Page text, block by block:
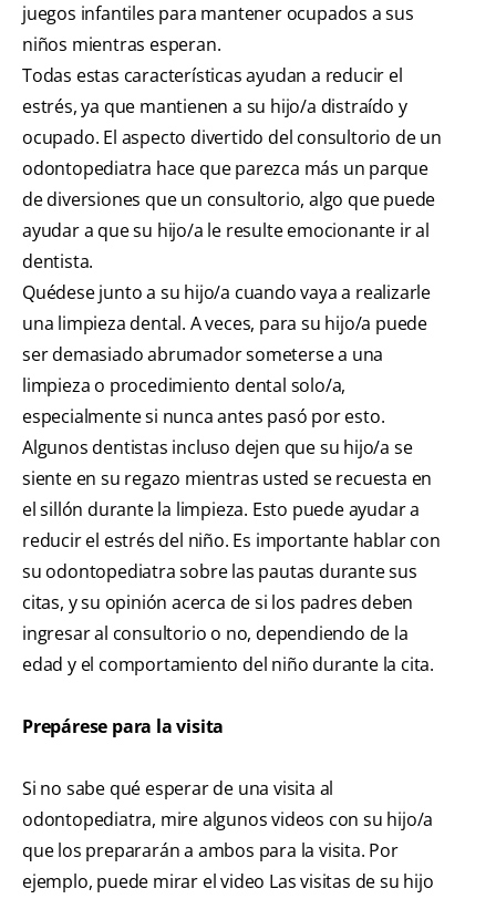
juegos infantiles para mantener ocupados a sus
niños mientras esperan.
Todas estas características ayudan a reducir el
estrés, ya que mantienen a su hijo/a distraído y
ocupado. El aspecto divertido del consultorio de un
odontopediatra hace que parezca más un parque
de diversiones que un consultorio, algo que puede
ayudar a que su hijo/a le resulte emocionante ir al
dentista.
Quédese junto a su hijo/a cuando vaya a realizarle
una limpieza dental. A veces, para su hijo/a puede
ser demasiado abrumador someterse a una
limpieza o procedimiento dental solo/a,
especialmente si nunca antes pasó por esto.
Algunos dentistas incluso dejen que su hijo/a se
siente en su regazo mientras usted se recuesta en
el sillón durante la limpieza. Esto puede ayudar a
reducir el estrés del niño. Es importante hablar con
su odontopediatra sobre las pautas durante sus
citas, y su opinión acerca de si los padres deben
ingresar al consultorio o no, dependiendo de la
edad y el comportamiento del niño durante la cita.
Prepárese para la visita
Si no sabe qué esperar de una visita al
odontopediatra, mire algunos videos con su hijo/a
que los prepararán a ambos para la visita. Por
ejemplo, puede mirar el video Las visitas de su hijo